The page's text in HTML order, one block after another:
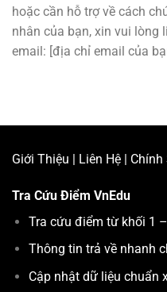
hoặc cần hỗ trợ về cách
nhân của bạn, xin vui lòng
email: [địa chỉ email của
Giới Thiệu | Liên Hệ | Chính
Tra Cứu Điểm VnEdu
Tra cứu điểm từ khối 1
Thông tin trả về nhanh
Cập nhật dữ liệu chuẩn